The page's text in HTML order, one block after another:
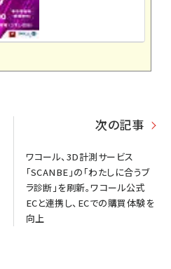
次の記事
ワコール、3D計測サービス
「SCANBE」の「わたしに合うブ
ラ診断」を刷新。ワコール公式
ECと連携し、ECでの購買体験を
向上